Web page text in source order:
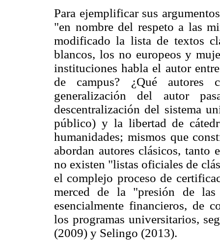
Para ejemplificar sus
"en nombre del respeto a las
modificado la lista de textos
blancos, los no europeos y
instituciones habla el autor
de campus? ¿Qué autores
generalización del autor
descentralización del sistema
público) y la libertad de
humanidades; mismos que
abordan autores clásicos, tanto
no existen "listas oficiales de
el complejo proceso de
merced de la "presión de
esencialmente financieros, de
los programas universitarios,
(2009) y Selingo (2013).